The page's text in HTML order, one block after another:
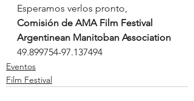
Esperamos verlos pronto,
Comisión de AMA Film Festival
Argentinean Manitoban Association
49.899754-97.137494
Eventos
Film Festival